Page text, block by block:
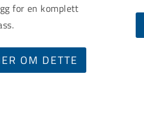
for en komplett
OM DETTE